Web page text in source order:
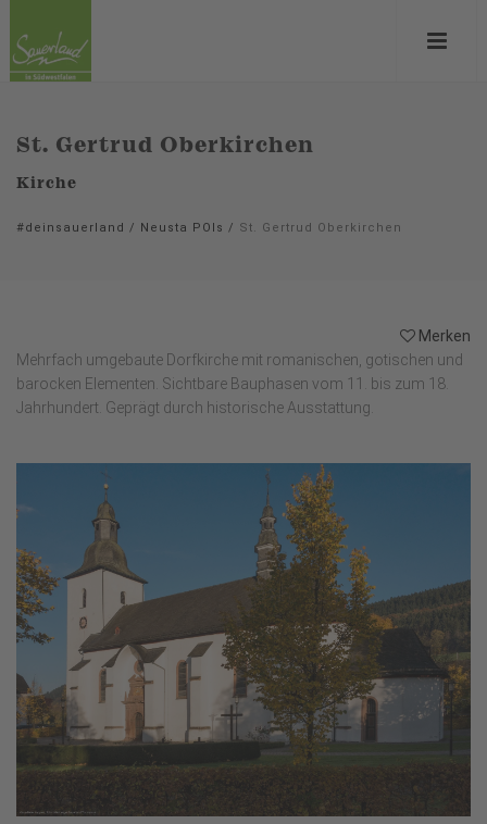
St. Gertrud Oberkirchen
Kirche
#deinsauerland / Neusta POIs / St. Gertrud Oberkirchen
Merken
Mehrfach umgebaute Dorfkirche mit romanischen, gotischen und
barocken Elementen. Sichtbare Bauphasen vom 11. bis zum 18.
Jahrhundert. Geprägt durch historische Ausstattung.